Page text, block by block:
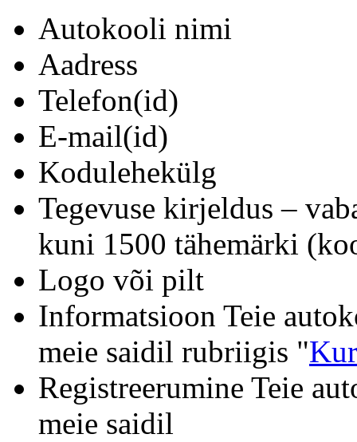
Autokooli nimi
Aadress
Telefon(id)
E-mail(id)
Kodulehekülg
Tegevuse kirjeldus –
kuni 1500 tähemärki
Logo või pilt
Informatsioon Teie
meie saidil rubriigis "
Registreerumine Teie
meie saidil